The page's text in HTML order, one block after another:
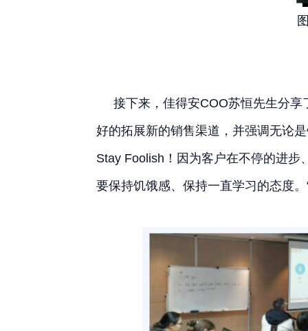
接下来，佳得安COO苏恒先生分享
好的拓展新的销售渠道，并强调无论
Stay Foolish！因为客户在不停的进
要保持饥饿感、保持一直学习的态度